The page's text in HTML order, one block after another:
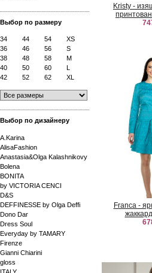
Выбор по размеру
34 44 54
XS
36
46 56
S
38
48 58
M
40
50 60
L
42
52 62 XL
Выбор по дизайнеру
A.Karina
AlisaFashion
Anastasia&Olga Kalashnikovy
Bolena
BONITA
by VICTORIA CENCI
D&S
DEFFINESSE by Olga Deffi
Dono Dar
Dress Soul
Everyday by TAMARY
Firenze
Gianni Chiarini
gloss
Kristy -
Franca -